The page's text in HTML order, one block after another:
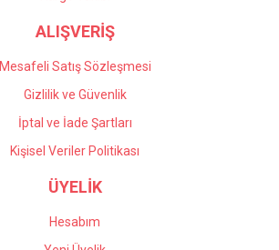
ALIŞVERİŞ
Mesafeli Satış Sözleşmesi
Gizlilik ve Güvenlik
İptal ve İade Şartları
Kişisel Veriler Politikası
ÜYELİK
Hesabım